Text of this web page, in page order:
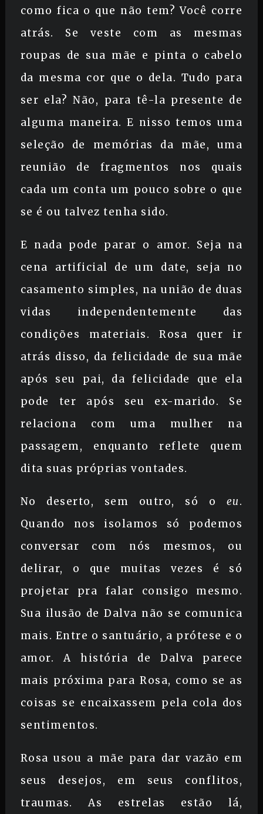
como fica o que não tem? Você corre
atrás. Se veste com as mesmas
roupas de sua mãe e pinta o cabelo
da mesma cor que o dela. Tudo para
ser ela? Não, para tê-la presente de
alguma maneira. E nisso temos uma
seleção de memórias da mãe, uma
reunião de fragmentos nos quais
cada um conta um pouco sobre o que
se é ou talvez tenha sido.
E nada pode parar o amor. Seja na
cena artificial de um date, seja no
casamento simples, na união de duas
vidas independentemente das
condições materiais. Rosa quer ir
atrás disso, da felicidade de sua mãe
após seu pai, da felicidade que ela
pode ter após seu ex-marido. Se
relaciona com uma mulher na
passagem, enquanto reflete quem
dita suas próprias vontades.
No deserto, sem outro, só o eu.
Quando nos isolamos só podemos
conversar com nós mesmos, ou
delirar, o que muitas vezes é só
projetar pra falar consigo mesmo.
Sua ilusão de Dalva não se comunica
mais. Entre o santuário, a prótese e o
amor. A história de Dalva parece
mais próxima para Rosa, como se as
coisas se encaixassem pela cola dos
sentimentos.
Rosa usou a mãe para dar vazão em
seus desejos, em seus conflitos,
traumas. As estrelas estão lá,